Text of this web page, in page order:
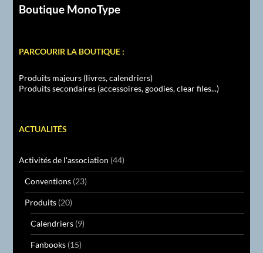
Boutique MonoType
PARCOURIR LA BOUTIQUE :
Produits majeurs (livres, calendriers)
Produits secondaires (accessoires, goodies, clear files...)
ACTUALITÉS
Activités de l'association (44)
Conventions (23)
Produits (20)
Calendriers (9)
Fanbooks (15)